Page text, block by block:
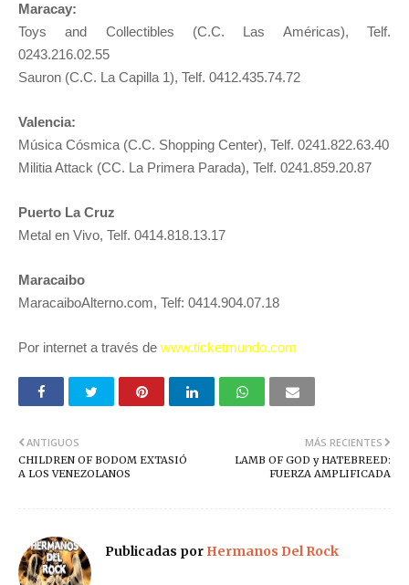
Maracay:
Toys and Collectibles (C.C. Las Américas), Telf.
0243.216.02.55
Sauron (C.C. La Capilla 1), Telf. 0412.435.74.72
Valencia:
Música Cósmica (C.C. Shopping Center), Telf. 0241.822.63.40
Militia Attack (CC. La Primera Parada), Telf. 0241.859.20.87
Puerto La Cruz
Metal en Vivo, Telf. 0414.818.13.17
Maracaibo
MaracaiboAlterno.com, Telf: 0414.904.07.18
Por internet a través de www.ticketmundo.com
MÁS RECIENTES
LAMB OF GOD y HATEBREED:
FUERZA AMPLIFICADA
ANTIGUOS
CHILDREN OF BODOM EXTASIÓ
A LOS VENEZOLANOS
Publicadas por Hermanos Del Rock